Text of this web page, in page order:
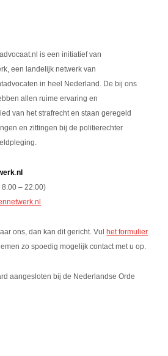
is een initiatief van
een landelijk netwerk van
in heel Nederland. De bij ons
allen ruime ervaring en
van het strafrecht en staan geregeld
en zittingen bij de politierechter
.nl
– 22.00)
ons, dan kan dit gericht. Vul
het formulier
zo spoedig mogelijk contact met u op.
aangesloten bij de Nederlandse Orde